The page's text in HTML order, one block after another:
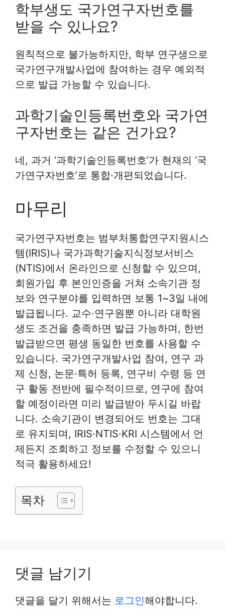
학부생도 국가연구자번호를
받을 수 있나요?
원칙적으로 불가능하지만, 학부 연구생으로
국가연구개발사업에 참여하는 경우 예외적
으로 발급 가능할 수 있습니다.
과학기술인등록번호와 국가연
구자번호는 같은 건가요?
네, 과거 ‘과학기술인등록번호’가 현재의 ‘국
가연구자번호’로 통합·개편되었습니다.
마무리
국가연구자번호는 범부처통합연구지원시스
템(IRIS)나 국가과학기술지식정보서비스
(NTIS)에서 온라인으로 신청할 수 있으며,
회원가입 후 본인인증을 거쳐 소속기관 정
보와 연구분야를 입력하면 보통 1~3일 내에
발급됩니다. 교수·연구원뿐 아니라 대학원
생도 조건을 충족하면 발급 가능하며, 한번
발급받으면 평생 동일한 번호를 사용할 수
있습니다. 국가연구개발사업 참여, 연구 과
제 신청, 논문·특허 등록, 연구비 수령 등 연
구 활동 전반에 필수적이므로, 연구에 참여
할 예정이라면 미리 발급받아 두시길 바랍
니다. 소속기관이 변경되어도 번호는 그대
로 유지되며, IRIS·NTIS·KRI 시스템에서 언
제든지 조회하고 정보를 수정할 수 있으니
적극 활용하세요!
목차
댓글 남기기
댓글을 달기 위해서는 로그인해야합니다.